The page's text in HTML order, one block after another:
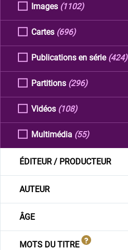
Images (1102)
Cartes (696)
Publications en série (424)
Partitions (296)
Vidéos (108)
Multimédia (55)
ÉDITEUR / PRODUCTEUR
AUTEUR
ÂGE
MOTS DU TITRE